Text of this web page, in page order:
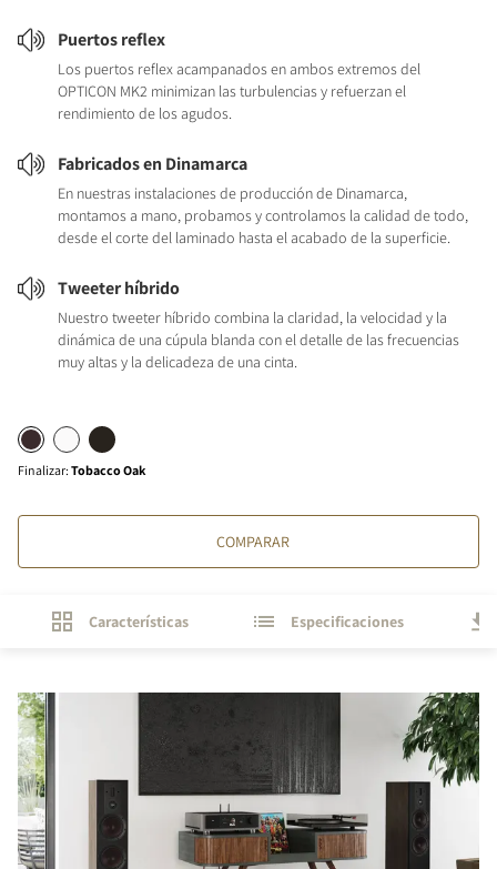
Puertos reflex
Los puertos reflex acampanados en ambos extremos del
OPTICON MK2 minimizan las turbulencias y refuerzan el
rendimiento de los agudos.
Fabricados en Dinamarca
En nuestras instalaciones de producción de Dinamarca,
montamos a mano, probamos y controlamos la calidad de todo,
desde el corte del laminado hasta el acabado de la superficie.
Tweeter híbrido
Nuestro tweeter híbrido combina la claridad, la velocidad y la
dinámica de una cúpula blanda con el detalle de las frecuencias
muy altas y la delicadeza de una cinta.
Finalizar: Tobacco Oak
COMPARAR
Características Especificaciones